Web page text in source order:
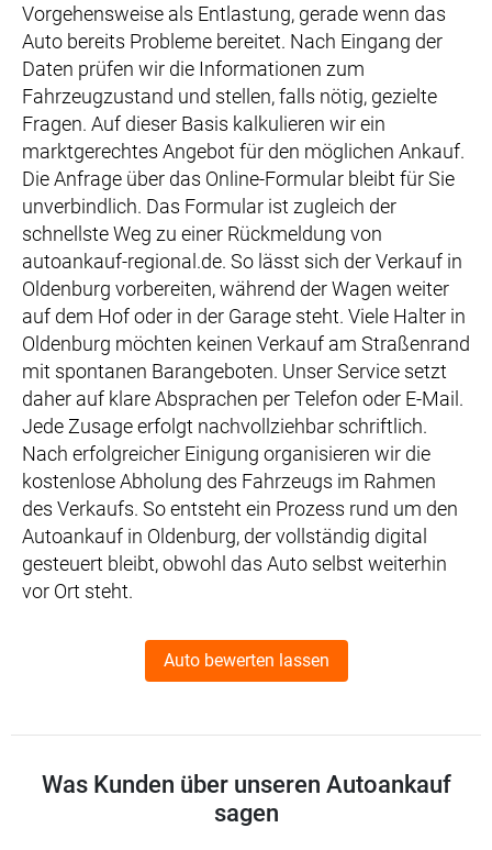
Vorgehensweise als Entlastung, gerade wenn das
Auto bereits Probleme bereitet. Nach Eingang der
Daten prüfen wir die Informationen zum
Fahrzeugzustand und stellen, falls nötig, gezielte
Fragen. Auf dieser Basis kalkulieren wir ein
marktgerechtes Angebot für den möglichen Ankauf.
Die Anfrage über das Online-Formular bleibt für Sie
unverbindlich. Das Formular ist zugleich der
schnellste Weg zu einer Rückmeldung von
autoankauf-regional.de. So lässt sich der Verkauf in
Oldenburg vorbereiten, während der Wagen weiter
auf dem Hof oder in der Garage steht. Viele Halter in
Oldenburg möchten keinen Verkauf am Straßenrand
mit spontanen Barangeboten. Unser Service setzt
daher auf klare Absprachen per Telefon oder E-Mail.
Jede Zusage erfolgt nachvollziehbar schriftlich.
Nach erfolgreicher Einigung organisieren wir die
kostenlose Abholung des Fahrzeugs im Rahmen
des Verkaufs. So entsteht ein Prozess rund um den
Autoankauf in Oldenburg, der vollständig digital
gesteuert bleibt, obwohl das Auto selbst weiterhin
vor Ort steht.
Auto bewerten lassen
Was Kunden über unseren Autoankauf
sagen